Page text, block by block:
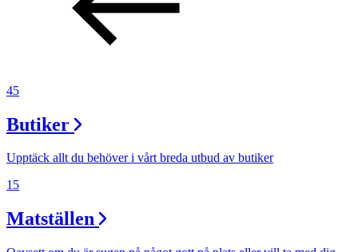
45
Butiker
Upptäck allt du behöver i vårt breda utbud av butiker
15
Matställen